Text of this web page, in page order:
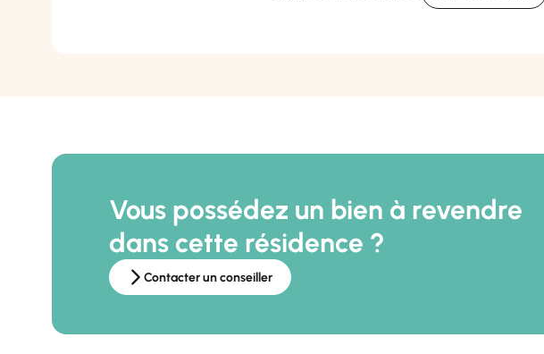
Vous possédez un bien à revendre
dans cette résidence ?
Contacter un conseiller